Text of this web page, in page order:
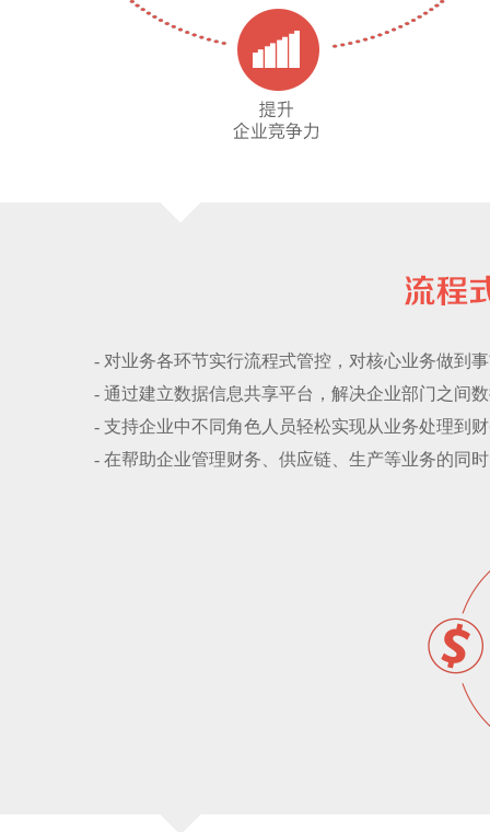
-对业务各环节实行流程式管控，对核心业务做到
-通过建立数据信息共享平台，解决企业部门之间
-支持企业中不同角色人员轻松实现从业务处理到
-在帮助企业管理财务、供应链、生产等业务的同